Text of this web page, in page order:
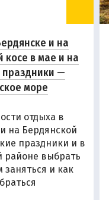
и на
косе в мае и на
праздники —
море
отдыха в
на Бердянской
праздники и в
районе выбрать
заняться и как